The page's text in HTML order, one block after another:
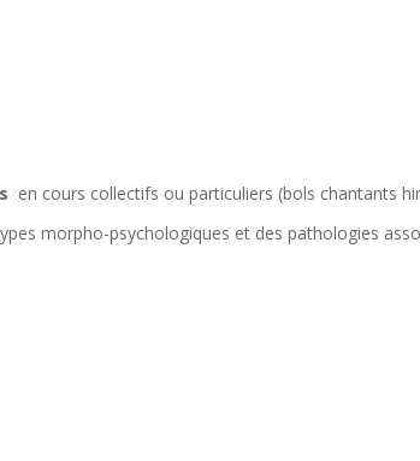
en cours collectifs ou particuliers (bols chantants
morpho-psychologiques et des pathologies